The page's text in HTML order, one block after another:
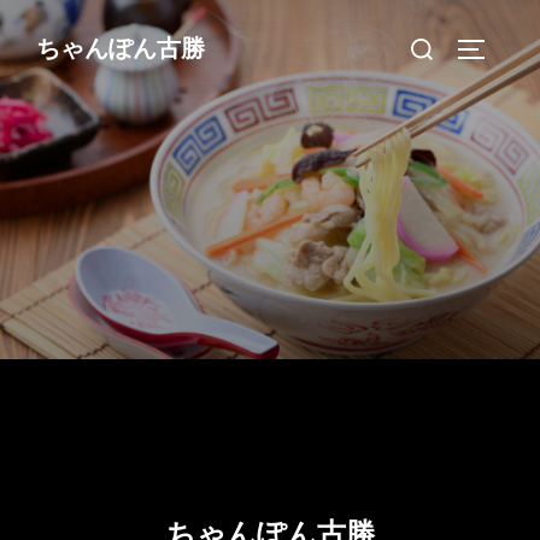
コ
ン
テ
ン
ツ
へ
キ
プ
ちゃんぽん古勝
検
索
対
象:
サイド